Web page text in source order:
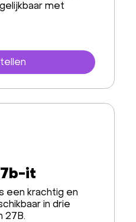
met
it
een krachtig en
in drie
27B.